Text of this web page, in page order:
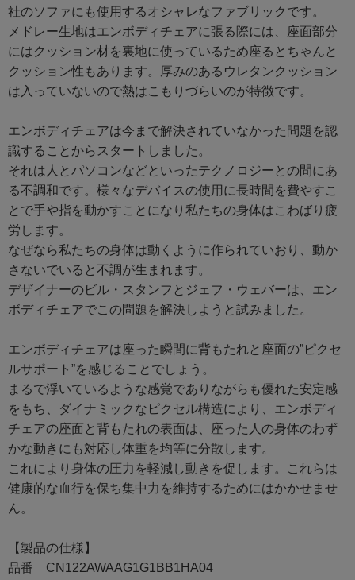
社のソファにも使用するオシャレなファブリックです。
メドレー生地はエンボディチェアに張る際には、座面部分
にはクッション材を裏地に使っているため座るとちゃんと
クッション性もあります。厚みのあるウレタンクッション
は入っていないので熱はこもりづらいのが特徴です。
エンボディチェアは今まで解決されていなかった問題を認
識することからスタートしました。
それは人とパソコンなどといったテクノロジーとの間にあ
る不調和です。様々なデバイスの使用に長時間を費やすこ
とで手や指を動かすことになり私たちの身体はこわばり疲
労します。
なぜなら私たちの身体は動くように作られていおり、動か
さないでいると不調が生まれます。
デザイナーのビル・スタンフとジェフ・ウェバーは、エン
ボディチェアでこの問題を解決しようと試みました。
エンボディチェアは座った瞬間に背もたれと座面の”ピクセ
ルサポート”を感じることでしょう。
まるで浮いているような感覚でありながらも優れた安定感
をもち、ダイナミックなピクセル構造により、エンボディ
チェアの座面と背もたれの表面は、座った人の身体のわず
かな動きにも対応し体重を均等に分散します。
これにより身体の圧力を軽減し動きを促します。これらは
健康的な血行を保ち集中力を維持するためにはかかせませ
ん。
【製品の仕様】
品番 CN122AWAAG1G1BB1HA04